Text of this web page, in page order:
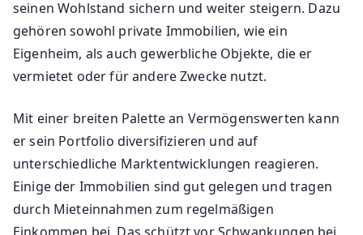
seinen Wohlstand sichern und weiter steigern. Dazu
gehören sowohl private Immobilien, wie ein
Eigenheim, als auch gewerbliche Objekte, die er
vermietet oder für andere Zwecke nutzt.
Mit einer breiten Palette an Vermögenswerten kann
er sein Portfolio diversifizieren und auf
unterschiedliche Marktentwicklungen reagieren.
Einige der Immobilien sind gut gelegen und tragen
durch Mieteinnahmen zum regelmäßigen